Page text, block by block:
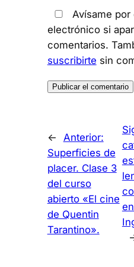
Avísame por
electrónico si
comentarios.
suscribirte sin
←
Anterior:
Superficies de
placer. Clase 3
del curso
abierto «El cine
de Quentin
Tarantino».